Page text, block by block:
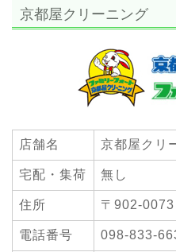
京都屋クリーニング
店舗名 京都屋クリ
宅配・集荷 無し
住所 〒902-
電話番号 098-833-